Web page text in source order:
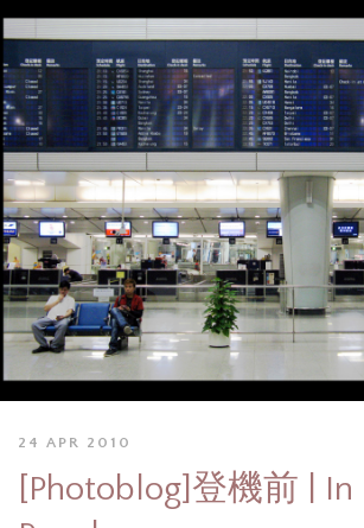
24 APR 2010
[Photoblog]登機前 | In